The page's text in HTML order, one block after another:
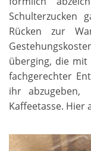
Schulterzucken
Rücken zur
überging, die mit
fachgerechter
ihr
Kaffeetasse. Hier